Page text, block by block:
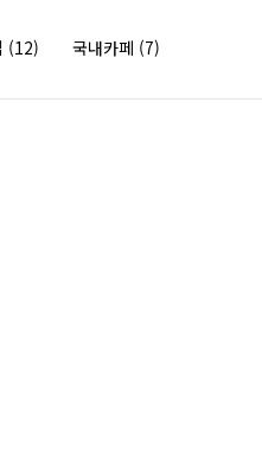
(12) 국내카페 (7)